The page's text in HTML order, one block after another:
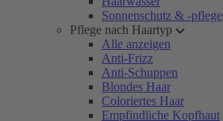
Sonnenschutz & -pflege
Pflege nach Haartyp
Alle anzeigen
Anti-Frizz
Anti-Schuppen
Blondes Haar
Coloriertes Haar
Empfindliche Kopfhaut